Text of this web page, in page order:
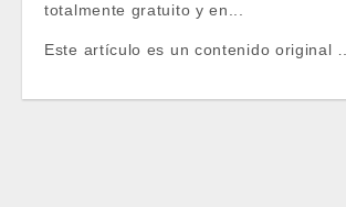
totalmente gratuito y en...
Este artículo es un contenido original …